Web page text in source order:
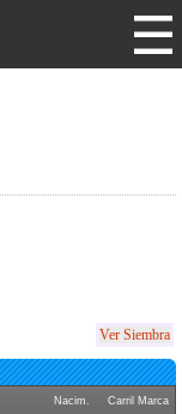
Ver Siembra
Nacim. Carril Marca